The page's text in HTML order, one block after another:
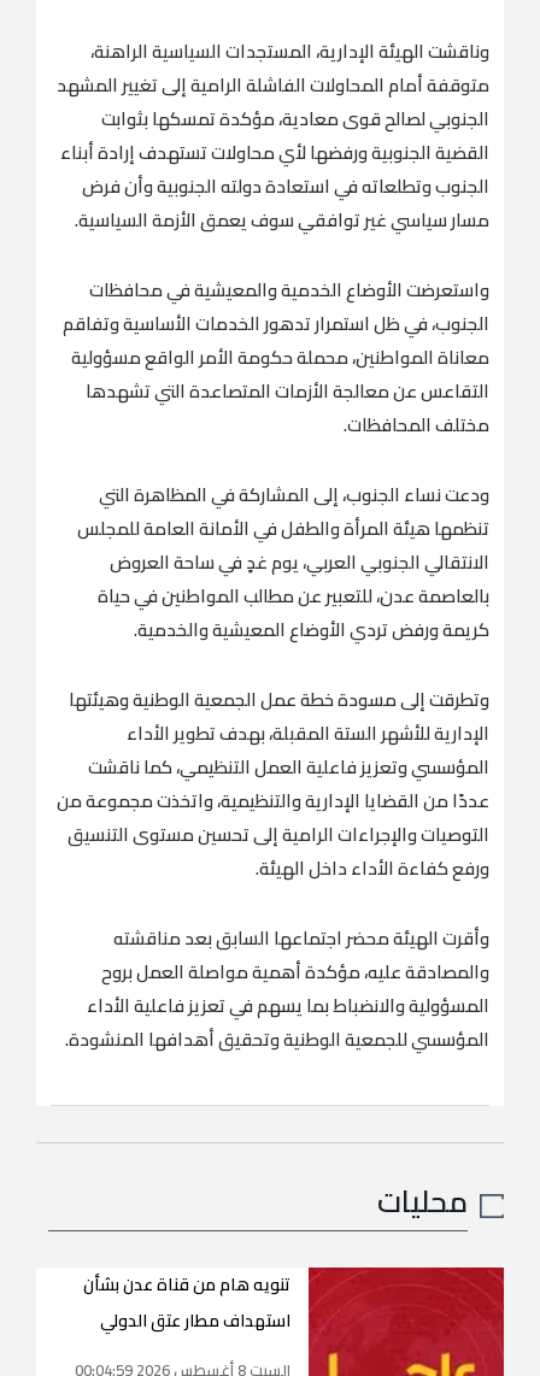
وناقشت الهيئة الإدارية، المستجدات السياسية الراهنة،
متوقفة أمام المحاولات الفاشلة الرامية إلى تغيير المشهد
الجنوبي لصالح قوى معادية، مؤكدة تمسكها بثوابت
القضية الجنوبية ورفضها لأي محاولات تستهدف إرادة أبناء
الجنوب وتطلعاته في استعادة دولته الجنوبية وأن فرض
مسار سياسي غير توافقي سوف يعمق الأزمة السياسية.
واستعرضت الأوضاع الخدمية والمعيشية في محافظات
الجنوب، في ظل استمرار تدهور الخدمات الأساسية وتفاقم
معاناة المواطنين، محملة حكومة الأمر الواقع مسؤولية
التقاعس عن معالجة الأزمات المتصاعدة التي تشهدها
مختلف المحافظات.
ودعت نساء الجنوب، إلى المشاركة في المظاهرة التي
تنظمها هيئة المرأة والطفل في الأمانة العامة للمجلس
الانتقالي الجنوبي العربي، يوم غدٍ في ساحة العروض
بالعاصمة عدن، للتعبير عن مطالب المواطنين في حياة
كريمة ورفض تردي الأوضاع المعيشية والخدمية.
وتطرقت إلى مسودة خطة عمل الجمعية الوطنية وهيئتها
الإدارية للأشهر الستة المقبلة، بهدف تطوير الأداء
المؤسسي وتعزيز فاعلية العمل التنظيمي، كما ناقشت
عددًا من القضايا الإدارية والتنظيمية، واتخذت مجموعة من
التوصيات والإجراءات الرامية إلى تحسين مستوى التنسيق
ورفع كفاءة الأداء داخل الهيئة.
وأقرت الهيئة محضر اجتماعها السابق بعد مناقشته
والمصادقة عليه، مؤكدة أهمية مواصلة العمل بروح
المسؤولية والانضباط بما يسهم في تعزيز فاعلية الأداء
المؤسسي للجمعية الوطنية وتحقيق أهدافها المنشودة.
محليات
تنويه هام من قناة عدن بشأن
استهداف مطار عتق الدولي
السبت 8 أغسطس 2026 00:04:59